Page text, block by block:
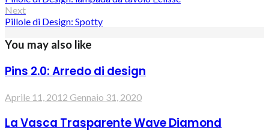
Next
Pillole di Design: Spotty
You may also like
Pins 2.0: Arredo di design
Aprile 11, 2012 Gennaio 31, 2020
La Vasca Trasparente Wave Diamond